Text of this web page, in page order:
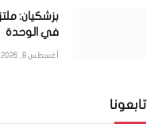
بزشكيان:
في الوحدة
أغسطس 8, 2026
تابعونا